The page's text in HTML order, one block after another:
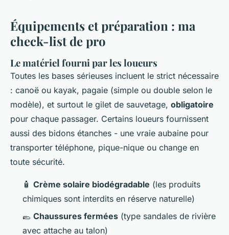
Équipements et préparation : ma
check-list de pro
Le matériel fourni par les loueurs
Toutes les bases sérieuses incluent le strict nécessaire
: canoë ou kayak, pagaie (simple ou double selon le
modèle), et surtout le gilet de sauvetage, obligatoire
pour chaque passager. Certains loueurs fournissent
aussi des bidons étanches - une vraie aubaine pour
transporter téléphone, pique-nique ou change en
toute sécurité.
🧴 Crème solaire biodégradable (les produits
chimiques sont interdits en réserve naturelle)
🥿 Chaussures fermées (type sandales de rivière
avec attache au talon)